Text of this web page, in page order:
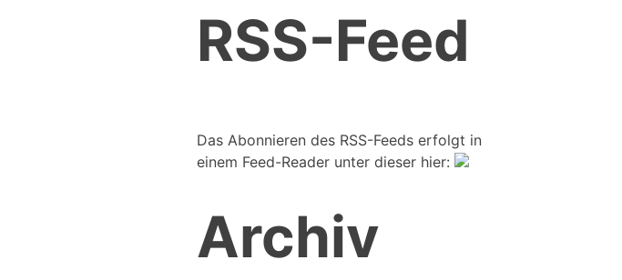
RSS-Feed
Das Abonnieren des RSS-Feeds erfolgt in
einem Feed-Reader unter dieser hier:
Archiv